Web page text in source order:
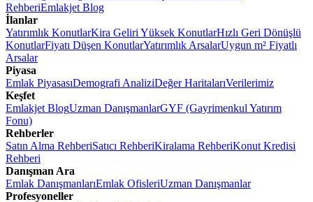
RehberiEmlakjet Blog
İlanlar
Yatırımlık KonutlarKira Geliri Yüksek KonutlarHızlı Geri Dönüşlü
KonutlarFiyatı Düşen KonutlarYatırımlık ArsalarUygun m² Fiyatlı
Arsalar
Piyasa
Emlak PiyasasıDemografi AnaliziDeğer HaritalarıVerilerimiz
Keşfet
Emlakjet BlogUzman DanışmanlarGYF (Gayrimenkul Yatırım
Fonu)
Rehberler
Satın Alma RehberiSatıcı RehberiKiralama RehberiKonut Kredisi
Rehberi
Danışman Ara
Emlak DanışmanlarıEmlak OfisleriUzman Danışmanlar
Profesyoneller